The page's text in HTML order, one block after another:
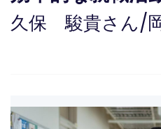
久保 駿貴さん/